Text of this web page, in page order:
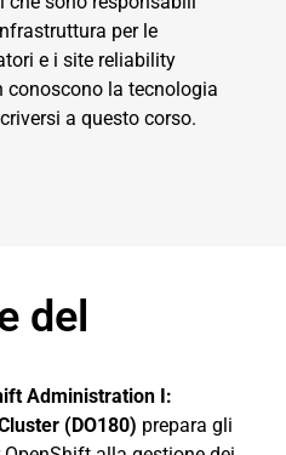
per le
e i site reliability
conoscono la tecnologia
a questo corso.
del
Administration I:
(DO180) prepara gli